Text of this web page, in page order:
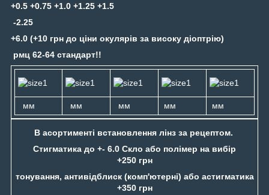
+0.5 +0.75 +1.0 +1.25 +1.5
-2.25
+6.0 (+10 грн до ціни окулярів за високу діоптрію)
рмц 62-64 стандарт!!
мм мм мм мм мм
В асортименті встановлення лінз за рецептом.
Стигматика до +- 6.0 Скло або полімер на вибір
+250 грн
тонування, антивідблиск (комп'ютерні) або астигматика
+350 грн